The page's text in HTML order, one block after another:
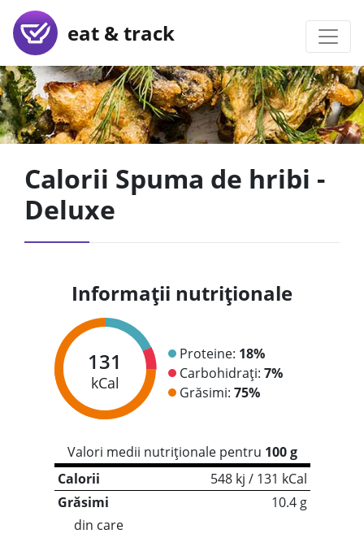
eat & track
Calorii Spuma de hribi -
Deluxe
Informații nutriționale
131
kCal
Proteine: 18%
Carbohidrați: 7%
Grăsimi: 75%
Valori medii nutriționale pentru 100 g
Calorii
548 kj / 131 kCal
Grăsimi
10.4 g
din care